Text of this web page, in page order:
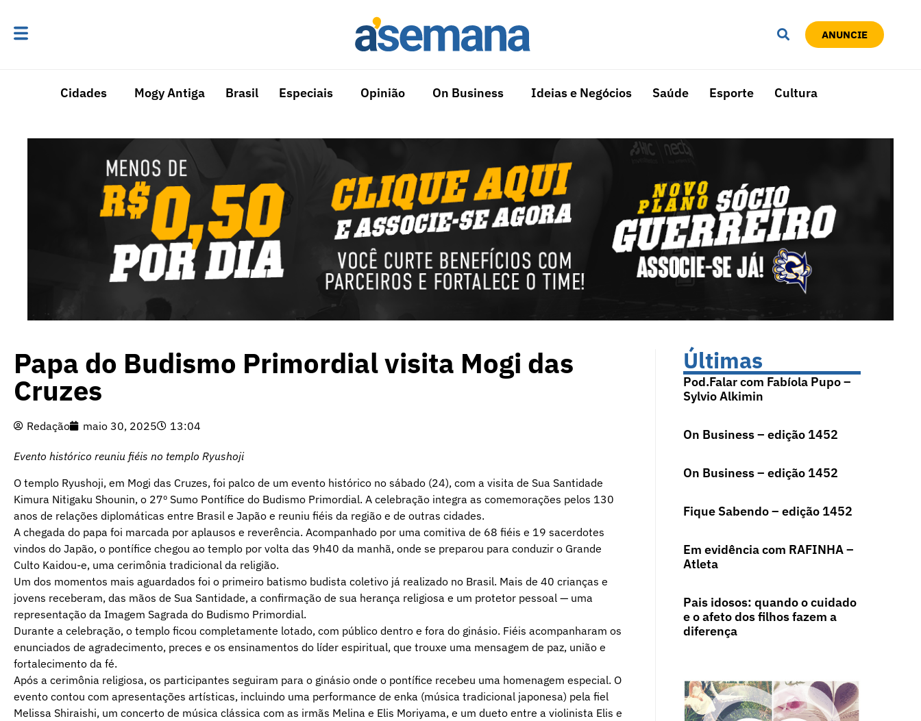
ANUNCIE
Cidades Mogy Antiga Brasil Especiais Opinião On Business Ideias e Negócios Saúde Esporte Cultura
Papa do Budismo Primordial visita Mogi das
Cruzes
Redação maio 30, 2025 13:04
Evento histórico reuniu fiéis no templo Ryushoji
O templo Ryushoji, em Mogi das Cruzes, foi palco de um evento histórico no sábado (24), com a visita de Sua Santidade
Kimura Nitigaku Shounin, o 27º Sumo Pontífice do Budismo Primordial. A celebração integra as comemorações pelos 130
anos de relações diplomáticas entre Brasil e Japão e reuniu fiéis da região e de outras cidades.
A chegada do papa foi marcada por aplausos e reverência. Acompanhado por uma comitiva de 68 fiéis e 19 sacerdotes
vindos do Japão, o pontífice chegou ao templo por volta das 9h40 da manhã, onde se preparou para conduzir o Grande
Culto Kaidou-e, uma cerimônia tradicional da religião.
Um dos momentos mais aguardados foi o primeiro batismo budista coletivo já realizado no Brasil. Mais de 40 crianças e
jovens receberam, das mãos de Sua Santidade, a confirmação de sua herança religiosa e um protetor pessoal — uma
representação da Imagem Sagrada do Budismo Primordial.
Durante a celebração, o templo ficou completamente lotado, com público dentro e fora do ginásio. Fiéis acompanharam os
enunciados de agradecimento, preces e os ensinamentos do líder espiritual, que trouxe uma mensagem de paz, união e
fortalecimento da fé.
Após a cerimônia religiosa, os participantes seguiram para o ginásio onde o pontífice recebeu uma homenagem especial. O
evento contou com apresentações artísticas, incluindo uma performance de enka (música tradicional japonesa) pela fiel
Melissa Shiraishi, um concerto de música clássica com as irmãs Melina e Elis Moriyama, e um dueto entre a violinista Elis e
Últimas
Pod.Falar com Fabíola Pupo –
Sylvio Alkimin
On Business – edição 1452
On Business – edição 1452
Fique Sabendo – edição 1452
Em evidência com RAFINHA –
Atleta
Pais idosos: quando o cuidado
e o afeto dos filhos fazem a
diferença